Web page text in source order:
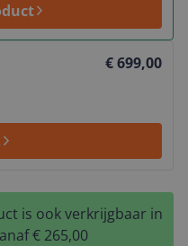
€ 699,00
is ook verkrijgbaar in
€ 265,00